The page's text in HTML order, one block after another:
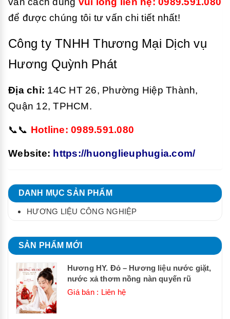
để được chúng tôi tư vấn chi tiết nhất!
Công ty TNHH Thương Mại Dịch vụ
Hương Quỳnh Phát
Địa chỉ: 14C HT 26, Phường Hiệp Thành,
Quận 12, TPHCM.
📞📞 Hotline: 0989.591.080
Website: https://huonglieuphugia.com/
DANH MỤC SẢN PHẨM
HƯƠNG LIỆU CÔNG NGHIỆP
SẢN PHẨM MỚI
Hương HY. Đỏ – Hương liệu nước giặt,
nước xả thơm nồng nàn quyến rũ
Giá bán : Liên hệ